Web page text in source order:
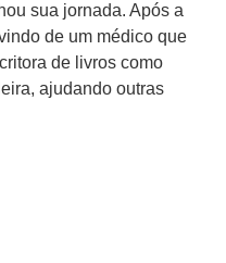
sua jornada. Após a
de um médico que
de livros como
ajudando outras